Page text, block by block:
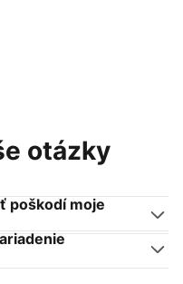
otázky
poškodí moje